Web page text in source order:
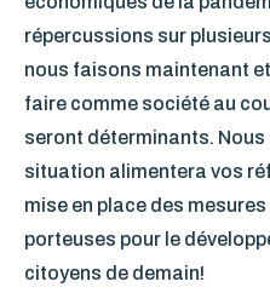
répercussions sur
nous faisons maintenant
faire comme société au
seront déterminants.
situation alimentera vos
mise en place des
porteuses pour le
citoyens de demain!